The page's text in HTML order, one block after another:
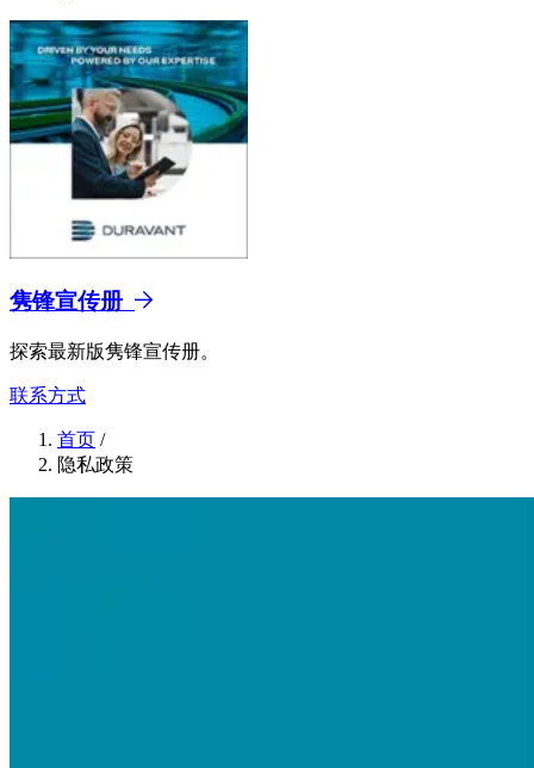
隽锋宣传册
探索最新版隽锋宣传册。
联系方式
首页 /
隐私政策